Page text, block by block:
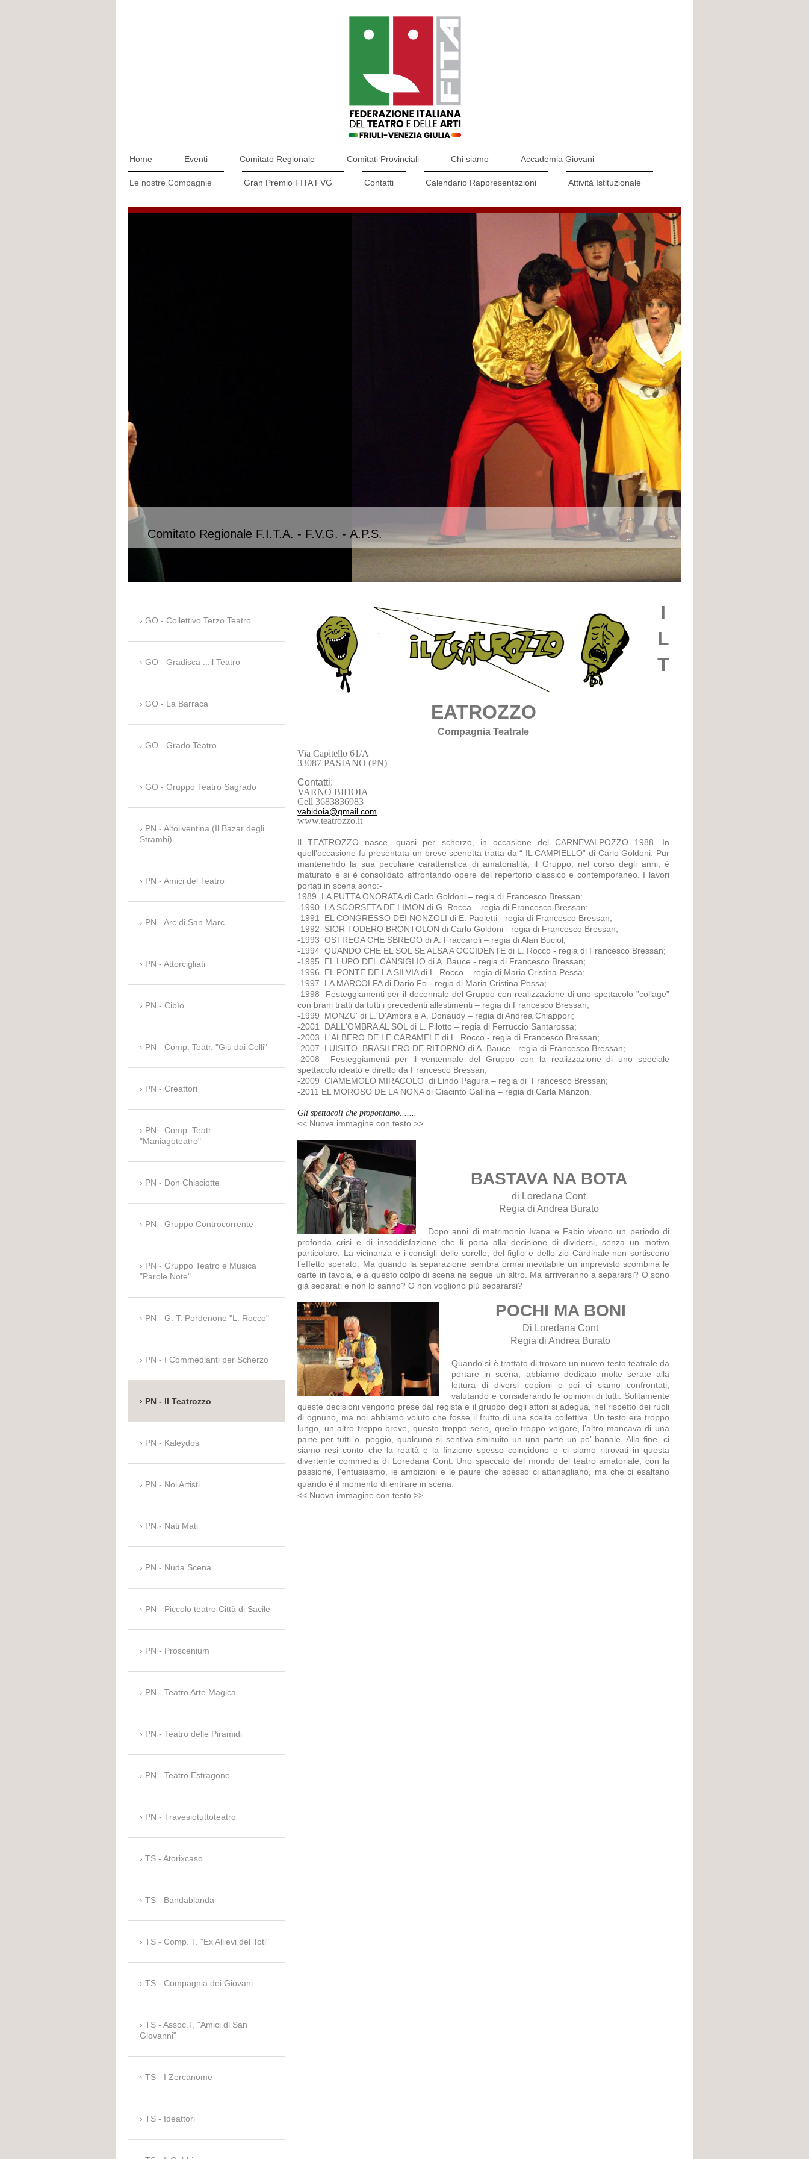
Home Eventi Comitato Regionale Comitati Provinciali Chi siamo Accademia Giovani
Le nostre Compagnie Gran Premio FITA FVG Contatti Calendario Rappresentazioni Attività Istituzionale
Comitato Regionale F.I.T.A. - F.V.G. - A.P.S.
I
L
T
EATROZZO
Compagnia Teatrale
Via Capitello 61/A
33087 PASIANO (PN)
Contatti:
VARNO BIDOIA
Cell 3683836983
vabidoia@gmail.com
www.teatrozzo.it
Il TEATROZZO nasce, quasi per scherzo, in occasione del CARNEVALPOZZO 1988. In
quell'occasione fu presentata un breve scenetta tratta da “ IL CAMPIELLO” di Carlo Goldoni. Pur
mantenendo la sua peculiare caratteristica di amatorialità, il Gruppo, nel corso degli anni, è
maturato e si è consolidato affrontando opere del repertorio classico e contemporaneo. I lavori
portati in scena sono:-
1989 LA PUTTA ONORATA di Carlo Goldoni – regia di Francesco Bressan:
-1990 LA SCORSETA DE LIMON di G. Rocca – regia di Francesco Bressan;
-1991 EL CONGRESSO DEI NONZOLI di E. Paoletti - regia di Francesco Bressan;
-1992 SIOR TODERO BRONTOLON di Carlo Goldoni - regia di Francesco Bressan;
-1993 OSTREGA CHE SBREGO di A. Fraccaroli – regia di Alan Buciol;
-1994 QUANDO CHE EL SOL SE ALSA A OCCIDENTE di L. Rocco - regia di Francesco Bressan;
-1995 EL LUPO DEL CANSIGLIO di A. Bauce - regia di Francesco Bressan;
-1996 EL PONTE DE LA SILVIA di L. Rocco – regia di Maria Cristina Pessa;
-1997 LA MARCOLFA di Dario Fo - regia di Maria Cristina Pessa;
-1998 Festeggiamenti per il decennale del Gruppo con realizzazione di uno spettacolo ”collage”
con brani tratti da tutti i precedenti allestimenti – regia di Francesco Bressan;
-1999 MONZU' di L. D'Ambra e A. Donaudy – regia di Andrea Chiappori;
-2001 DALL'OMBRA AL SOL di L. Pilotto – regia di Ferruccio Santarossa;
-2003 L'ALBERO DE LE CARAMELE di L. Rocco - regia di Francesco Bressan;
-2007 LUISITO, BRASILERO DE RITORNO di A. Bauce - regia di Francesco Bressan;
-2008 Festeggiamenti per il ventennale del Gruppo con la realizzazione di uno speciale
spettacolo ideato e diretto da Francesco Bressan;
-2009 CIAMEMOLO MIRACOLO di Lindo Pagura – regia di Francesco Bressan;
-2011 EL MOROSO DE LA NONA di Giacinto Gallina – regia di Carla Manzon.
Gli spettacoli che proponiamo.......
<< Nuova immagine con testo >>
BASTAVA NA BOTA
di Loredana Cont
Regia di Andrea Burato
Dopo anni di matrimonio Ivana e Fabio vivono un periodo di
profonda crisi e di insoddisfazione che li porta alla decisione di dividersi, senza un motivo
particolare. La vicinanza e i consigli delle sorelle, del figlio e dello zio Cardinale non sortiscono
l’effetto sperato. Ma quando la separazione sembra ormai inevitabile un imprevisto scombina le
carte in tavola, e a questo colpo di scena ne segue un altro. Ma arriveranno a separarsi? O sono
già separati e non lo sanno? O non vogliono più separarsi?
POCHI MA BONI
Di Loredana Cont
Regia di Andrea Burato
Quando si è trattato di trovare un nuovo testo teatrale da
portare in scena, abbiamo dedicato molte serate alla
lettura di diversi copioni e poi ci siamo confrontati,
valutando e considerando le opinioni di tutti. Solitamente
queste decisioni vengono prese dal regista e il gruppo degli attori si adegua, nel rispetto dei ruoli
di ognuno, ma noi abbiamo voluto che fosse il frutto di una scelta collettiva. Un testo era troppo
lungo, un altro troppo breve, questo troppo serio, quello troppo volgare, l’altro mancava di una
parte per tutti o, peggio, qualcuno si sentiva sminuito un una parte un po’ banale. Alla fine, ci
siamo resi conto che la realtà e la finzione spesso coincidono e ci siamo ritrovati in questa
divertente commedia di Loredana Cont. Uno spaccato del mondo del teatro amatoriale, con la
passione, l’entusiasmo, le ambizioni e le paure che spesso ci attanagliano, ma che ci esaltano
quando è il momento di entrare in scena.
<< Nuova immagine con testo >>
GO - Collettivo Terzo Teatro
GO - Gradisca ...il Teatro
GO - La Barraca
GO - Grado Teatro
GO - Gruppo Teatro Sagrado
PN - Altoliventina (Il Bazar degli
Strambi)
PN - Amici del Teatro
PN - Arc di San Marc
PN - Attorcigliati
PN - Cibìo
PN - Comp. Teatr. "Giù dai Colli"
PN - Creattori
PN - Comp. Teatr.
"Maniagoteatro"
PN - Don Chisciotte
PN - Gruppo Controcorrente
PN - Gruppo Teatro e Musica
"Parole Note"
PN - G. T. Pordenone "L. Rocco"
PN - I Commedianti per Scherzo
PN - Il Teatrozzo
PN - Kaleydos
PN - Noi Artisti
PN - Nati Mati
PN - Nuda Scena
PN - Piccolo teatro Città di Sacile
PN - Proscenium
PN - Teatro Arte Magica
PN - Teatro delle Piramidi
PN - Teatro Estragone
PN - Travesiotuttoteatro
TS - Atorixcaso
TS - Bandablanda
TS - Comp. T. "Ex Allievi del Toti"
TS - Compagnia dei Giovani
TS - Assoc.T. "Amici di San
Giovanni"
TS - I Zercanome
TS - Ideattori